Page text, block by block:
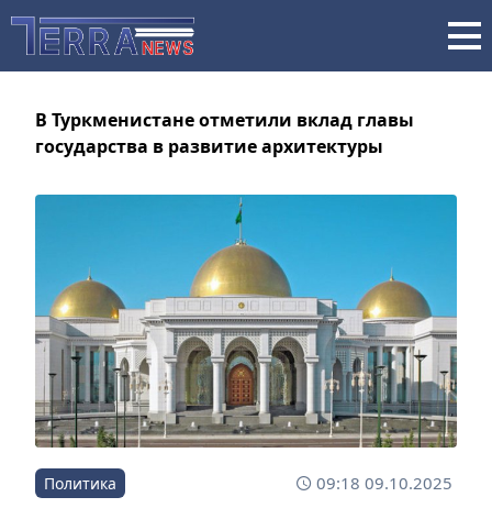
В Туркменистане отметили вклад главы
государства в развитие архитектуры
Политика 09:18 09.10.2025